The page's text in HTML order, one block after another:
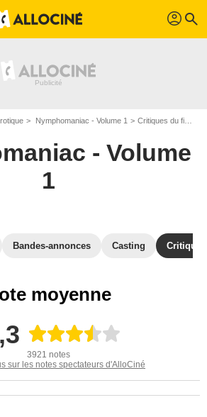
profil search
Nymphomaniac - Volume 1 Critiques du film Nymphomaniac - Volume 1
- Volume
1
Bandes-annonces Casting
moyenne
3921 notes
sur les notes spectateurs d'AlloCiné